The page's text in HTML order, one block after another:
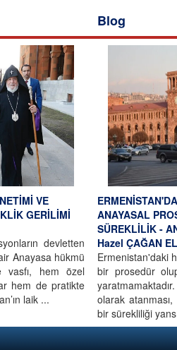
Blog
VE
GERİLİMİ
devletten
Anayasa hükmü
hem özel
hem de pratikte
laik ...
ANAYASAL
SÜREKLİLİK -
Hazel ÇAĞAN
Ermenistan'daki
bir prosedür
olarak
bir sürekliliği